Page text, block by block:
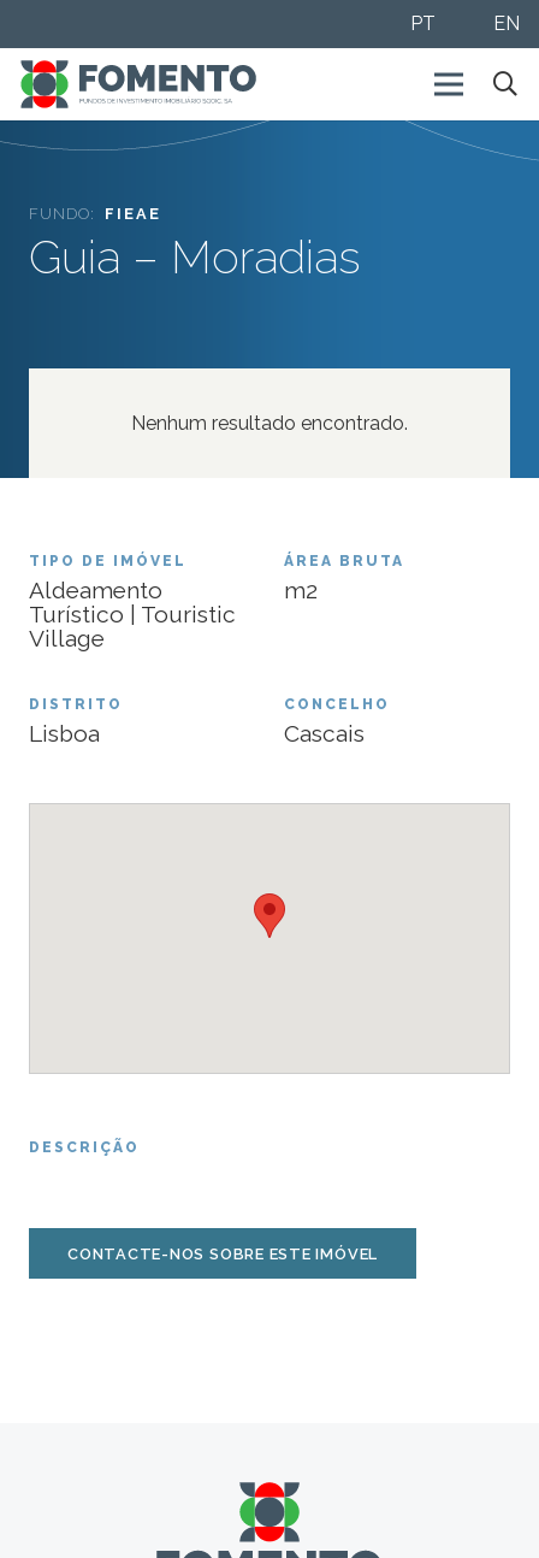
PT EN
Nenhum resultado encontrado.
FUNDO: FIEAE
Guia – Moradias
TIPO DE IMÓVEL
Aldeamento
Turístico | Touristic
Village
ÁREA BRUTA
m2
DISTRITO
Lisboa
CONCELHO
Cascais
DESCRIÇÃO
CONTACTE-NOS SOBRE ESTE IMÓVEL